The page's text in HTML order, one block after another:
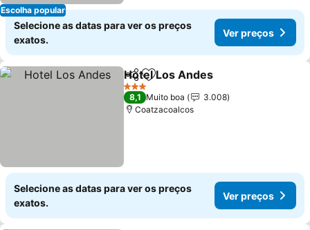
Escolha popular
Selecione as datas para ver os preços
exatos.
Ver preços
PartilharAdicionar aos favoritos
Hotel Los Andes
3 Estrelas
8,1 Muito boa
3.008
Coatzacoalcos
Selecione as datas para ver os preços
exatos.
Ver preços